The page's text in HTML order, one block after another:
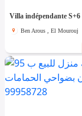
Ben Arous , El Mourouj